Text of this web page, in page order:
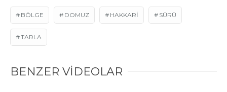
BÖLGE DOMUZ HAKKARI SÜRÜ
TARLA
BENZER VİDEOLAR